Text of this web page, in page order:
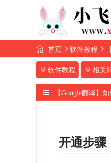
首页 软件教程
软件教程 相关
【Google翻译】
开通步骤